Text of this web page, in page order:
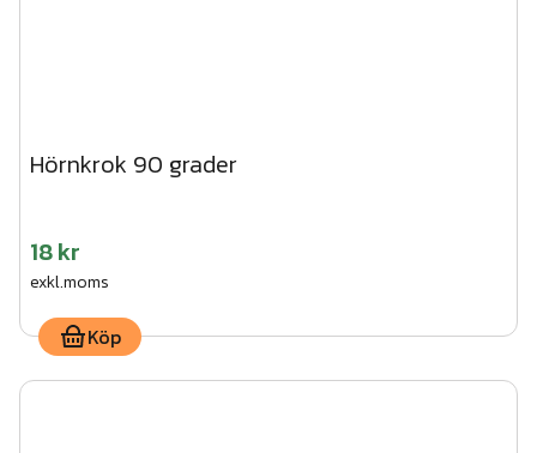
Hörnkrok 90 grader
18 kr
exkl.moms
Köp